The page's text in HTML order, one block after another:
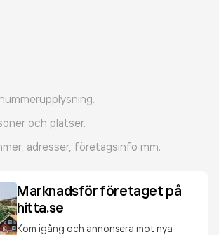
och platser.
adresser, företagsinfo mm.
Marknadsför företaget på
hitta.se
Kom igång och annonsera mot nya